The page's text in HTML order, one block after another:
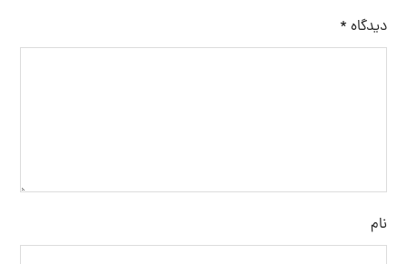
دیدگاه *
نام